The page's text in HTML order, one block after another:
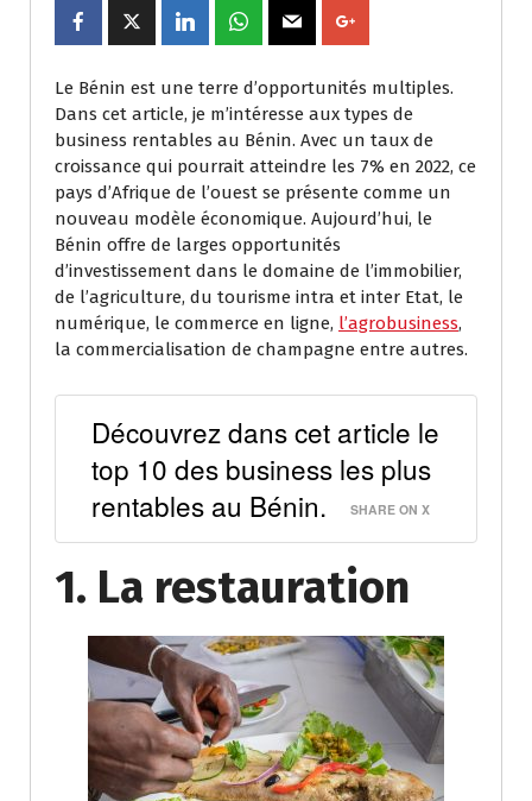
Le Bénin est une terre d’opportunités multiples.
Dans cet article, je m’intéresse aux types de
business rentables au Bénin. Avec un taux de
croissance qui pourrait atteindre les 7% en 2022, ce
pays d’Afrique de l’ouest se présente comme un
nouveau modèle économique. Aujourd’hui, le
Bénin offre de larges opportunités
d’investissement dans le domaine de l’immobilier,
de l’agriculture, du tourisme intra et inter Etat, le
numérique, le commerce en ligne, l’agrobusiness,
la commercialisation de champagne entre autres.
Découvrez dans cet article le
top 10 des business les plus
rentables au Bénin.
SHARE ON X
1. La restauration